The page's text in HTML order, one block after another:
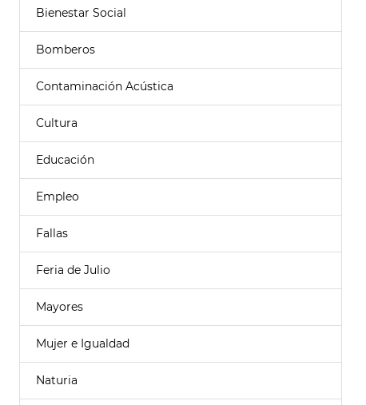
Bienestar Social
Bomberos
Contaminación Acústica
Cultura
Educación
Empleo
Fallas
Feria de Julio
Mayores
Mujer e Igualdad
Naturia